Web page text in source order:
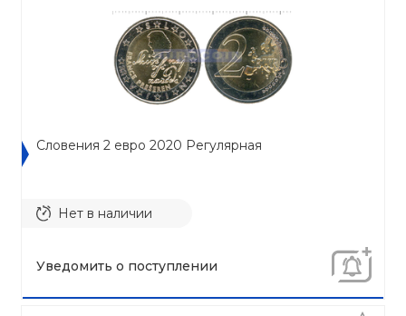
Словения 2 евро 2020 Регулярная
Нет в наличии
Уведомить о поступлении